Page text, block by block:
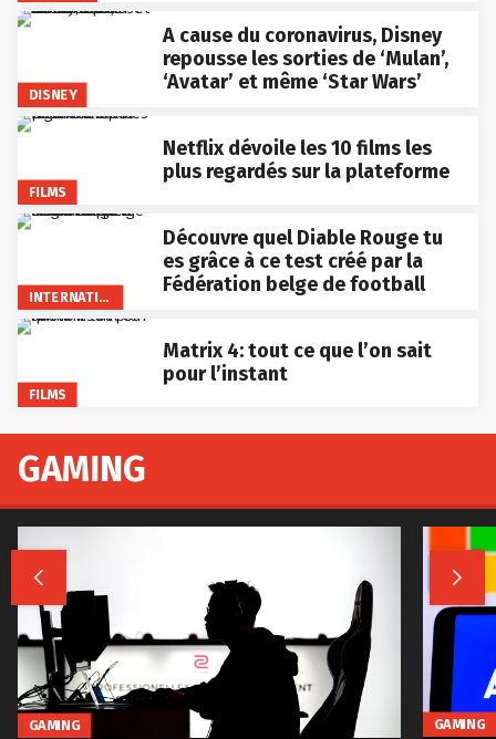
DISNEY
A cause du coronavirus, Disney
repousse les sorties de ‘Mulan’,
‘Avatar’ et même ‘Star Wars’
FILMS
Netflix dévoile les 10 films les
plus regardés sur la plateforme
INTERNATIONAL
Découvre quel Diable Rouge tu
es grâce à ce test créé par la
Fédération belge de football
FILMS
Matrix 4: tout ce que l’on sait
pour l’instant
GAMING
 
GAMING GAMING